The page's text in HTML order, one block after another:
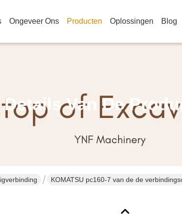
Ongeveer Ons Producten Oplossingen Blog
Details Van De
KOMATSU pc160-7 van de de